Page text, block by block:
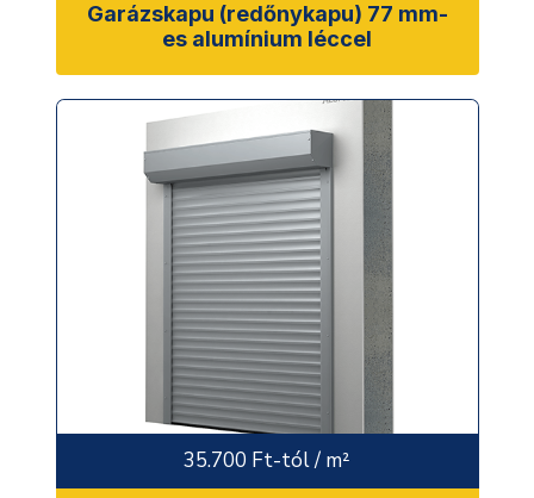
Garázskapu (redőnykapu) 77 mm-
es alumínium léccel
35.700 Ft-tól / m²